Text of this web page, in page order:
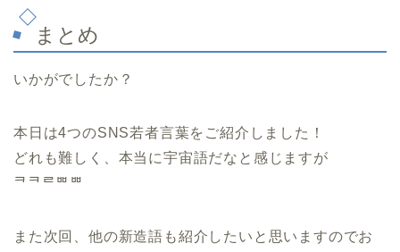
まとめ
いかがでしたか？
本日は4つのSNS若者言葉をご紹介しました！
どれも難しく、本当に宇宙語だなと感じますが
ᄏᄏᄅᄈᄈ
また次回、他の新造語も紹介したいと思いますのでお